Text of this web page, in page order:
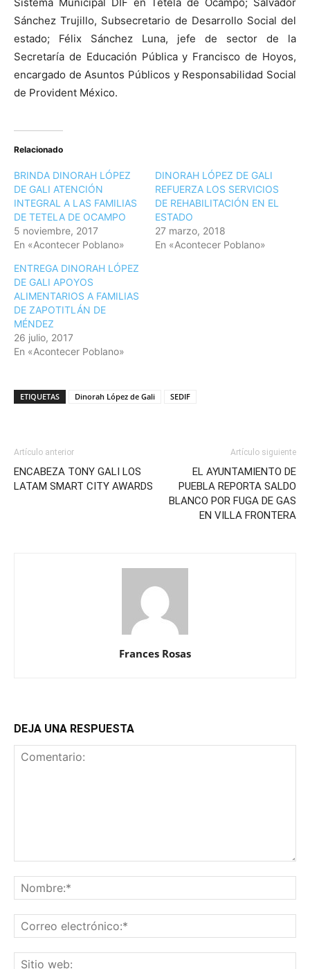
Sánchez Trujillo, Subsecretario de Desarrollo Social del
estado; Félix Sánchez Luna, jefe de sector de la
Secretaría de Educación Pública y Francisco de Hoyos,
encargado de Asuntos Públicos y Responsabilidad Social
de Provident México.
Relacionado
BRINDA DINORAH LÓPEZ
DE GALI ATENCIÓN
INTEGRAL A LAS FAMILIAS
DE TETELA DE OCAMPO
5 noviembre, 2017
En «Acontecer Poblano»
DINORAH LÓPEZ DE GALI
REFUERZA LOS SERVICIOS
DE REHABILITACIÓN EN EL
ESTADO
27 marzo, 2018
En «Acontecer Poblano»
ENTREGA DINORAH LÓPEZ
DE GALI APOYOS
ALIMENTARIOS A FAMILIAS
DE ZAPOTITLÁN DE
MÉNDEZ
26 julio, 2017
En «Acontecer Poblano»
ETIQUETAS Dinorah López de Gali SEDIF
Artículo anterior
ENCABEZA TONY GALI LOS
LATAM SMART CITY AWARDS
Artículo siguiente
EL AYUNTAMIENTO DE
PUEBLA REPORTA SALDO
BLANCO POR FUGA DE GAS
EN VILLA FRONTERA
Frances Rosas
DEJA UNA RESPUESTA